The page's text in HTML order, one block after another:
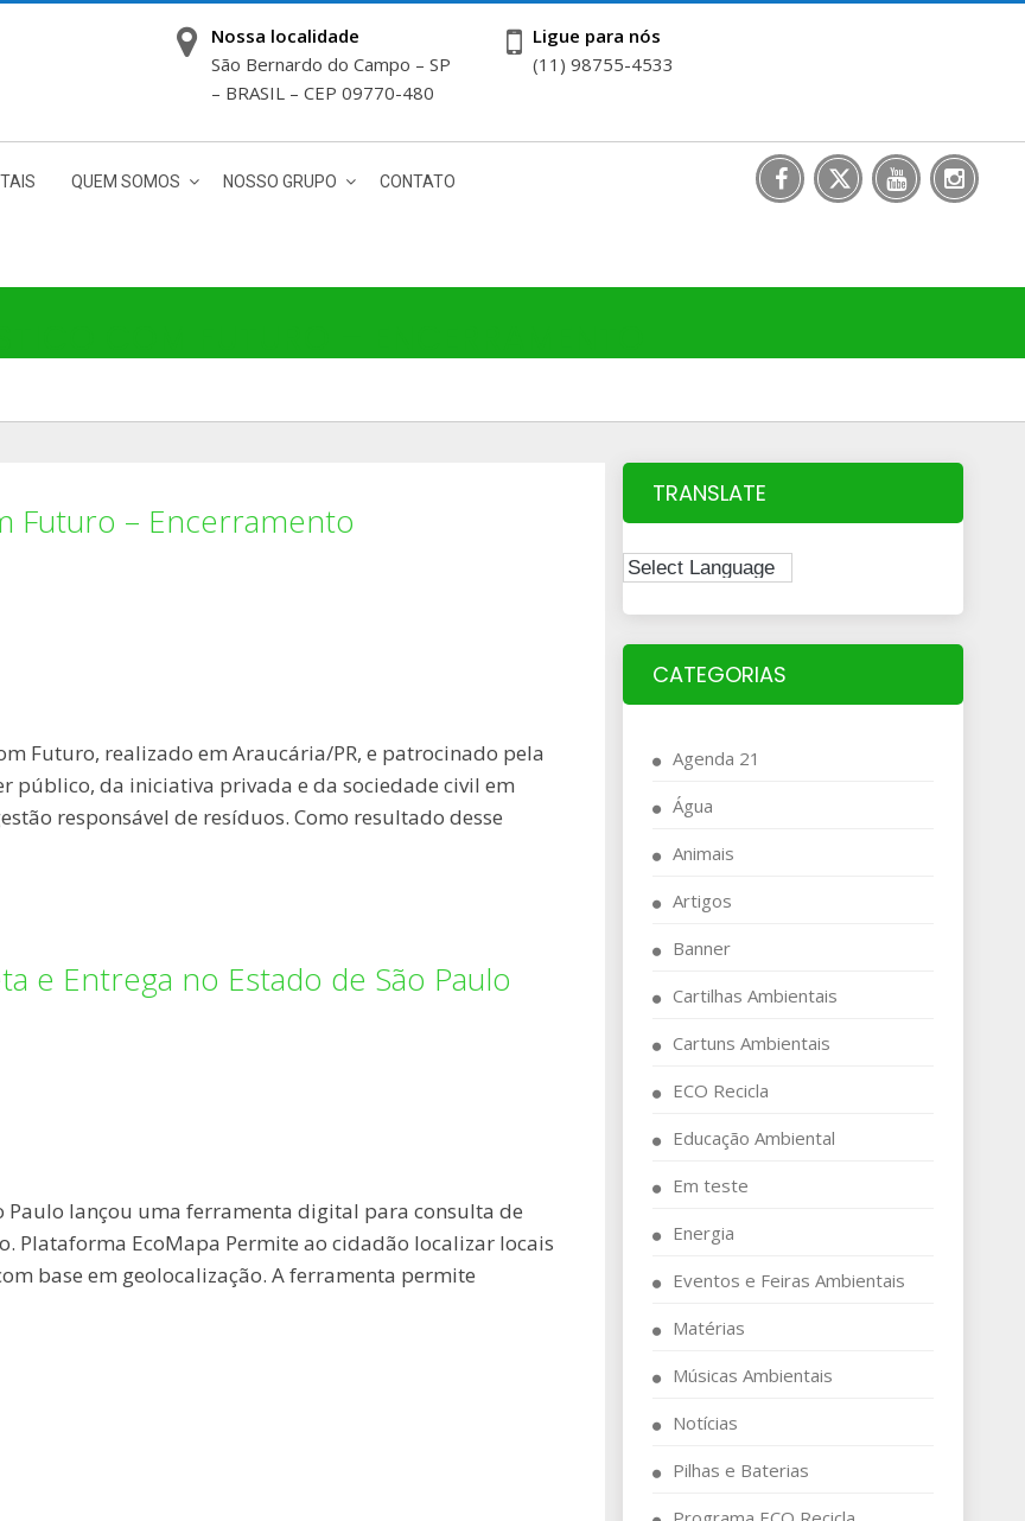
Nossa localidade
São Bernardo do Campo – SP
– BRASIL – CEP 09770-480
Ligue para nós
(11) 98755-4533
QUEM SOMOS NOSSO GRUPO CONTATO
Futuro – Encerramento
Futuro, realizado em Araucária/PR, e patrocinado pela
público, da iniciativa privada e da sociedade civil em
responsável de resíduos. Como resultado desse
e Entrega no Estado de São Paulo
Paulo lançou uma ferramenta digital para consulta de
Plataforma EcoMapa Permite ao cidadão localizar locais
base em geolocalização. A ferramenta permite
TRANSLATE
CATEGORIAS
Agenda 21
Água
Animais
Artigos
Banner
Cartilhas Ambientais
Cartuns Ambientais
ECO Recicla
Educação Ambiental
Em teste
Energia
Eventos e Feiras Ambientais
Matérias
Músicas Ambientais
Notícias
Pilhas e Baterias